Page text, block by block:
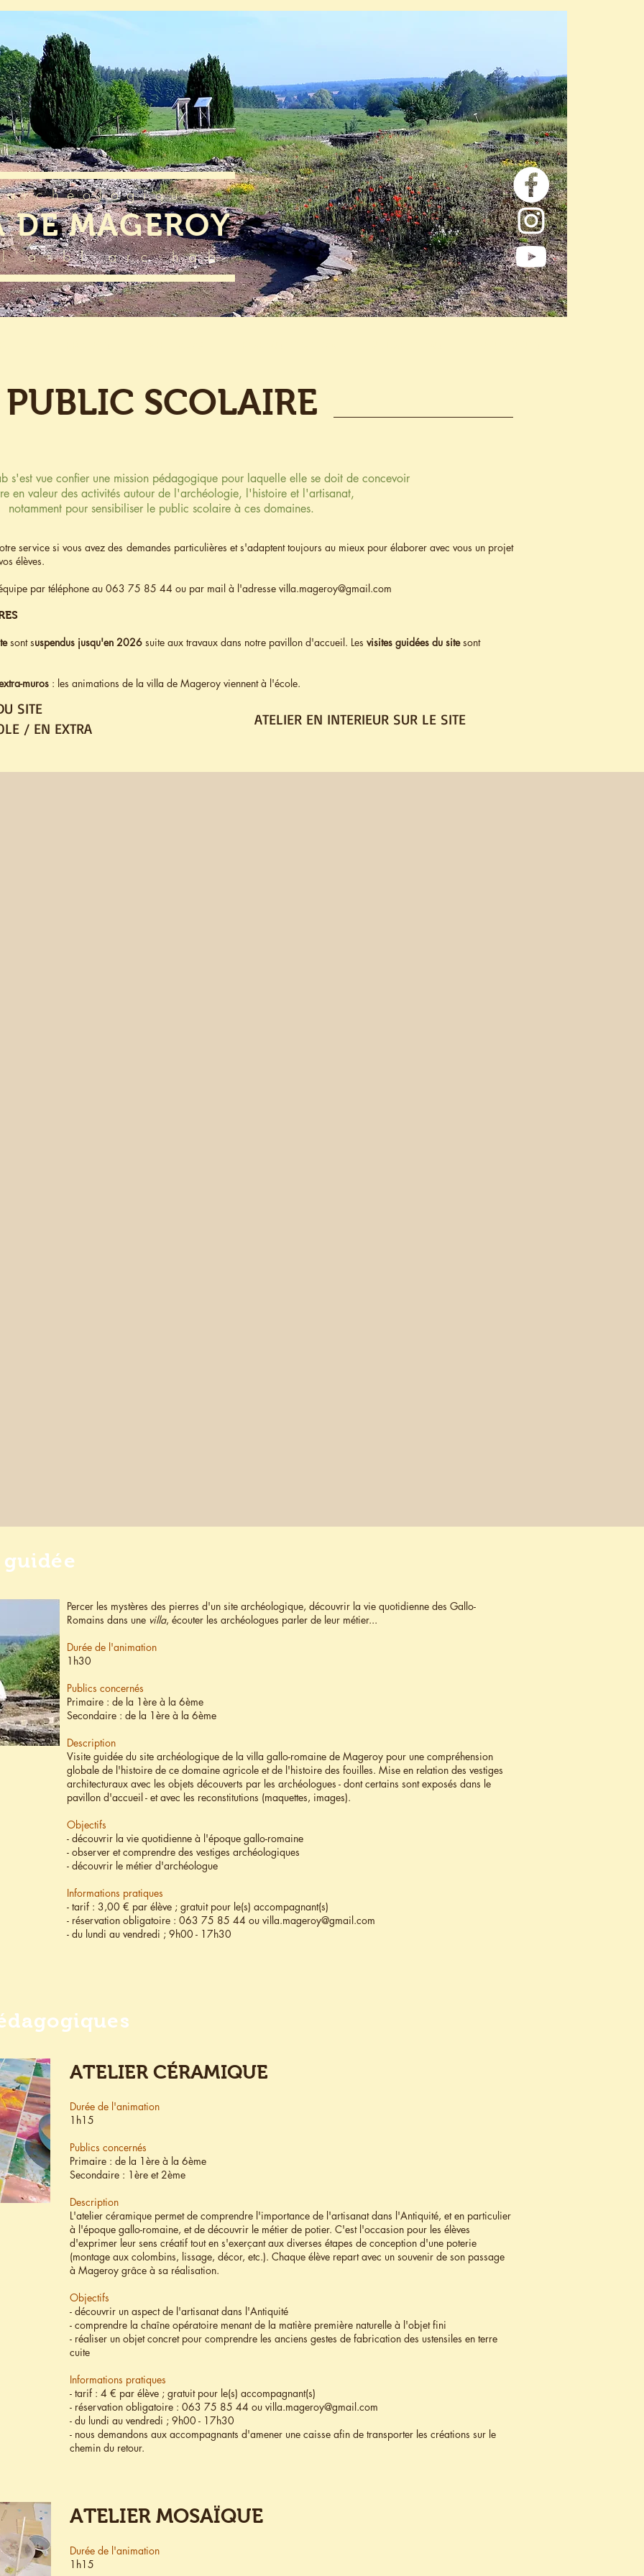
DE MAGEROY
l'asbl arc-hab
PUBLIC SCOLAIRE
s'est vue confier une mission pédagogique pour laquelle elle se doit de concevoir
en valeur des activités autour de l'archéologie, l'histoire et l'artisanat,
notamment pour sensibiliser le public scolaire à ces domaines.
service si vous avez des demandes particulières et s'adaptent toujours au mieux pour élaborer avec vous un projet
élèves.
par téléphone au 063 75 85 44 ou par mail à l'adresse villa.mageroy@gmail.com
sont suspendus jusqu'en 2026 suite aux travaux dans notre pavillon d'accueil. Les visites guidées du sitesont
muros : les animations de la villa de Mageroy viennent à l'école.
SITE
/ EN EXTRA
ATELIER EN INTERIEUR SUR LE SITE
Percer les mystères des pierres d'un site archéologique, découvrir la vie quotidienne des Gallo-
Romains dans une villa, écouter les archéologues parler de leur métier...
Durée de l'animation
1h30
Publics concernés
Primaire : de la 1ère à la 6ème
Secondaire : de la 1ère à la 6ème
Description
Visite guidée du site archéologique de la villa gallo-romaine de Mageroy pour une compréhension
globale de l'histoire de ce domaine agricole et de l'histoire des fouilles. Mise en relation des vestiges
architecturaux avec les objets découverts par les archéologues - dont certains sont exposés dans le
pavillon d'accueil - et avec les reconstitutions (maquettes, images).
Objectifs
- découvrir la vie quotidienne à l'époque gallo-romaine
- observer et comprendre des vestiges archéologiques
- découvrir le métier d'archéologue
Informations pratiques
- tarif : 3,00 € par élève ; gratuit pour le(s) accompagnant(s)
- réservation obligatoire : 063 75 85 44 ou villa.mageroy@gmail.com
- du lundi au vendredi ; 9h00 - 17h30
ATELIER CÉRAMIQUE
Durée de l'animation
1h15
Publics concernés
Primaire : de la 1ère à la 6ème
Secondaire : 1ère et 2ème
Description
L'atelier céramique permet de comprendre l'importance de l'artisanat dans l'Antiquité, et en particulier
à l'époque gallo-romaine, et de découvrir le métier de potier. C'est l'occasion pour les élèves
d'exprimer leur sens créatif tout en s'exerçant aux diverses étapes de conception d'une poterie
(montage aux colombins, lissage, décor, etc.). Chaque élève repart avec un souvenir de son passage
à Mageroy grâce à sa réalisation.
Objectifs
- découvrir un aspect de l'artisanat dans l'Antiquité
- comprendre la chaîne opératoire menant de la matière première naturelle à l'objet fini
- réaliser un objet concret pour comprendre les anciens gestes de fabrication des ustensiles en terre
cuite
Informations pratiques
- tarif : 4 € par élève ; gratuit pour le(s) accompagnant(s)
- réservation obligatoire : 063 75 85 44 ou villa.mageroy@gmail.com
- du lundi au vendredi ; 9h00 - 17h30
- nous demandons aux accompagnants d'amener une caisse afin de transporter les créations sur le
chemin du retour.
ATELIER MOSAÏQUE
Durée de l'animation
1h15